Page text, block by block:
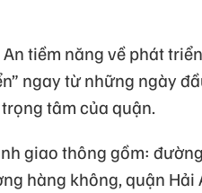
tiềm năng về phát
ngay từ những ngày
tâm của quận.
giao thông gồm:
hàng không, quận